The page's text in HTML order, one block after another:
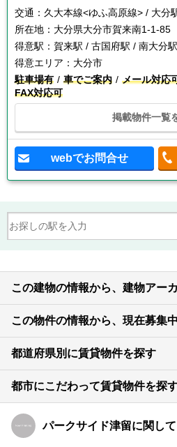
交通： 久大本線<ゆふ高原線> / 大分
所在地： 大分県大分市賀来南1-1-85
得意駅： 賀来駅 / 古国府駅 / 南大分
得意エリア： 大分市
駐車場有
車でご案内 メール対応
FAX対応可
掲載物件一覧
webでお問合せ
この建物の情報から、建物アー
この物件の情報から、現在募集
都道府県別に賃貸物件を探す
都市にこだわって賃貸物件を探
パークサイド津留に関して